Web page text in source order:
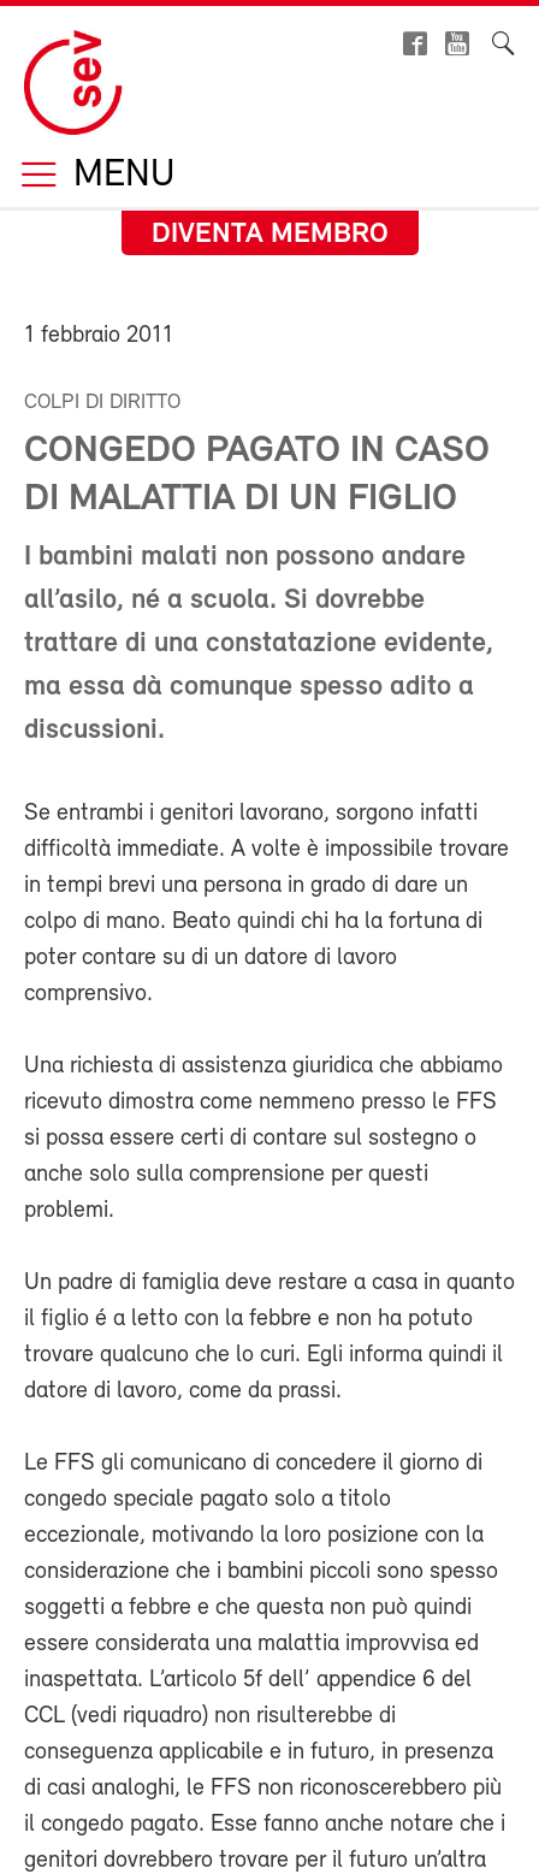
MENU
DIVENTA MEMBRO
1 febbraio 2011
COLPI DI DIRITTO
CONGEDO PAGATO IN CASO
DI MALATTIA DI UN FIGLIO
I bambini malati non possono andare
all’asilo, né a scuola. Si dovrebbe
trattare di una constatazione evidente,
ma essa dà comunque spesso adito a
discussioni.
Se entrambi i genitori lavorano, sorgono infatti
difficoltà immediate. A volte è impossibile trovare
in tempi brevi una persona in grado di dare un
colpo di mano. Beato quindi chi ha la fortuna di
poter contare su di un datore di lavoro
comprensivo.
Una richiesta di assistenza giuridica che abbiamo
ricevuto dimostra come nemmeno presso le FFS
si possa essere certi di contare sul sostegno o
anche solo sulla comprensione per questi
problemi.
Un padre di famiglia deve restare a casa in quanto
il figlio é a letto con la febbre e non ha potuto
trovare qualcuno che lo curi. Egli informa quindi il
datore di lavoro, come da prassi.
Le FFS gli comunicano di concedere il giorno di
congedo speciale pagato solo a titolo
eccezionale, motivando la loro posizione con la
considerazione che i bambini piccoli sono spesso
soggetti a febbre e che questa non può quindi
essere considerata una malattia improvvisa ed
inaspettata. L’articolo 5f dell’ appendice 6 del
CCL (vedi riquadro) non risulterebbe di
conseguenza applicabile e in futuro, in presenza
di casi analoghi, le FFS non riconoscerebbero più
il congedo pagato. Esse fanno anche notare che i
genitori dovrebbero trovare per il futuro un’altra